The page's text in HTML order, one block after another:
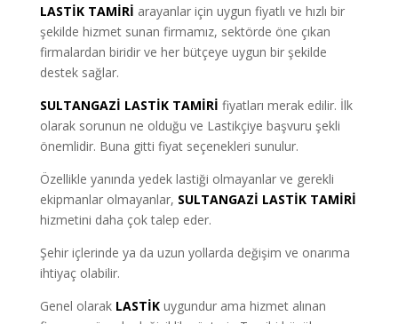
LASTİK TAMİRİ arayanlar için uygun fiyatlı ve hızlı bir
şekilde hizmet sunan firmamız, sektörde öne çıkan
firmalardan biridir ve her bütçeye uygun bir şekilde
destek sağlar.
SULTANGAZİ LASTİK TAMİRİ fiyatları merak edilir. İlk
olarak sorunun ne olduğu ve Lastikçiye başvuru şekli
önemlidir. Buna gitti fiyat seçenekleri sunulur.
Özellikle yanında yedek lastiği olmayanlar ve gerekli
ekipmanlar olmayanlar, SULTANGAZİ LASTİK TAMİRİ
hizmetini daha çok talep eder.
Şehir içlerinde ya da uzun yollarda değişim ve onarıma
ihtiyaç olabilir.
Genel olarak LASTİK uygundur ama hizmet alınan